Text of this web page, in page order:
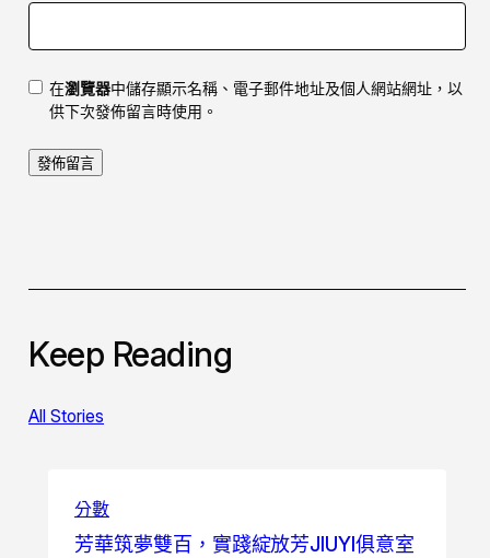
在瀏覽器中儲存顯示名稱、電子郵件地址及個人網站網址，以
供下次發佈留言時使用。
Keep Reading
All Stories
分數
芳華筑夢雙百，實踐綻放芳JIUYI俱意室